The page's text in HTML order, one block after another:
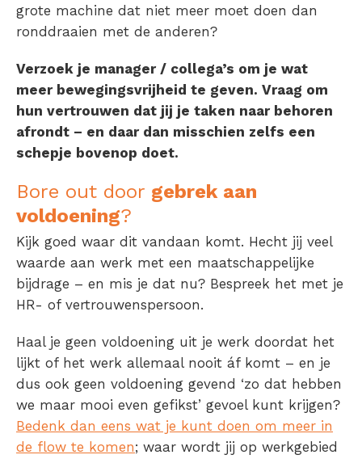
grote machine dat niet meer moet doen dan
ronddraaien met de anderen?
Verzoek je manager / collega’s om je wat
meer bewegingsvrijheid te geven. Vraag om
hun vertrouwen dat jij je taken naar behoren
afrondt – en daar dan misschien zelfs een
schepje bovenop doet.
Bore out door gebrek aan
voldoening?
Kijk goed waar dit vandaan komt. Hecht jij veel
waarde aan werk met een maatschappelijke
bijdrage – en mis je dat nu? Bespreek het met je
HR- of vertrouwenspersoon.
Haal je geen voldoening uit je werk doordat het
lijkt of het werk allemaal nooit áf komt – en je
dus ook geen voldoening gevend ‘zo dat hebben
we maar mooi even gefikst’ gevoel kunt krijgen?
Bedenk dan eens wat je kunt doen om meer in
de flow te komen; waar wordt jij op werkgebied